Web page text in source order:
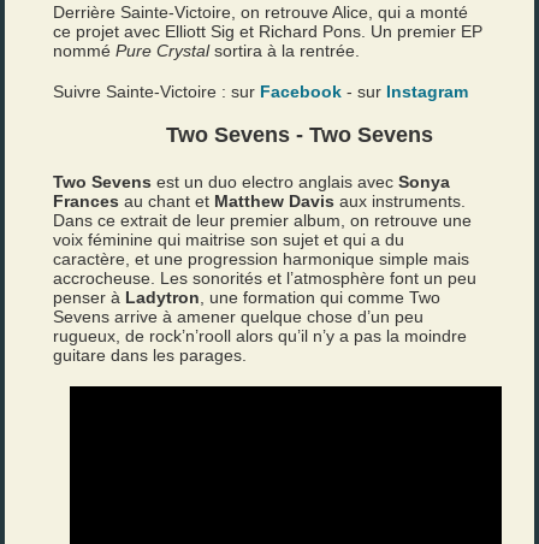
Derrière Sainte-Victoire, on retrouve Alice, qui a monté
ce projet avec Elliott Sig et Richard Pons. Un premier EP
nomméPure Crystalsortira à la rentrée.
Suivre Sainte-Victoire : sur Facebook - sur Instagram
Two Sevens - Two Sevens
Two Sevens est un duo electro anglais avecSonya
Frances au chant et Matthew Davis aux instruments.
Dans ce extrait de leur premier album, on retrouve une
voix féminine qui maitrise son sujet et qui a du
caractère, et une progression harmonique simple mais
accrocheuse. Les sonorités et l’atmosphère font un peu
penser à Ladytron , une formation qui comme Two
Sevens arrive à amener quelque chose d’un peu
rugueux, de rock’n’rooll alors qu’il n’y a pas la moindre
guitare dans les parages.